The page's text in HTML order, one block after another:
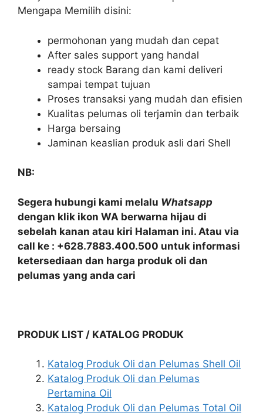
Mengapa Memilih disini:
permohonan yang mudah dan cepat
After sales support yang handal
ready stock Barang dan kami deliveri
sampai tempat tujuan
Proses transaksi yang mudah dan efisien
Kualitas pelumas oli terjamin dan terbaik
Harga bersaing
Jaminan keaslian produk asli dari Shell
NB:
Segera hubungi kami melalu Whatsapp
dengan klik ikon WA berwarna hijau di
sebelah kanan atau kiri Halaman ini. Atau via
call ke : +628.7883.400.500 untuk informasi
ketersediaan dan harga produk oli dan
pelumas yang anda cari
PRODUK LIST / KATALOG PRODUK
Katalog Produk Oli dan Pelumas Shell Oil
Katalog Produk Oli dan Pelumas
Pertamina Oil
Katalog Produk Oli dan Pelumas Total Oil